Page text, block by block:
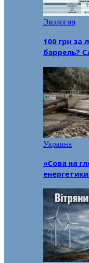
Экология
100 грн за
баррель?
Украина
«Сова на